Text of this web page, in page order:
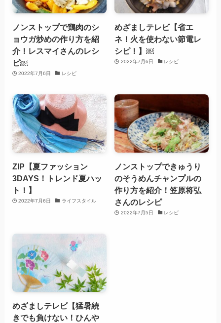
ノンストップで鶏肉のシ
ョウガ炒めの作り方を紹
介！レスマイさんのレシ
ピ￼
2022年7月6日 レシピ
めざましテレビ【省エ
ネ！火を使わない節電レ
シピ！】￼
2022年7月6日 レシピ
ZIP【夏ファッション
3DAYS！トレンド夏ハッ
ト！】
2022年7月6日 ライフスタイル
ノンストップできゅうり
のそうめんチャンプルの
作り方を紹介！笠原将弘
さんのレシピ
2022年7月5日 レシピ
めざましテレビ【猛暑続
きでも負けない！ひんや